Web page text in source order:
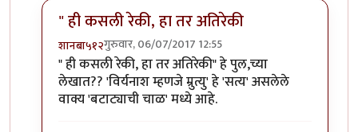
" ही कसली रेकी, हा तर अतिरेकी
शानबा५१२गुरुवार, 06/07/2017 12:55
In reply to" ही कसली रेकी, हा तर अतिरेकी
" ही कसली रेकी, हा तर अतिरेकी" हे पुल,च्या
लेखात?? 'विर्यनाश म्हणजे म्रुत्यु' हे 'सत्य' असलेले
वाक्य 'बटाट्याची चाळ' मध्ये आहे.